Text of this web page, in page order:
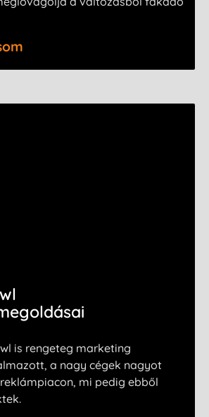
is rengeteg marketing
a nagy cégek nagyot
mi pedig ebből